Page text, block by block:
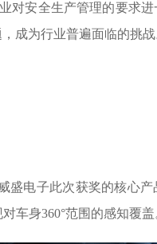
对安全生产管理的要求
成为行业普遍面临的挑
盛电子此次获奖的核心
车身360°范围的感知覆盖